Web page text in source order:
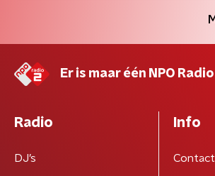
Er is maar één NPO
Radio
DJ’s
Info
Contact